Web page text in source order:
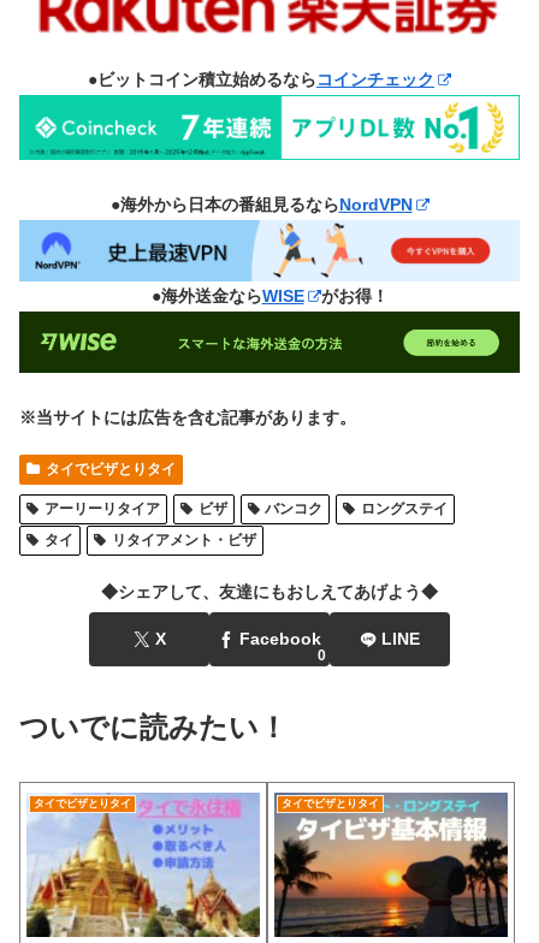
●ビットコイン積立始めるならコインチェック
●海外から日本の番組見るならNordVPN
●海外送金ならWISE がお得！
※当サイトには広告を含む記事があります。
タイでビザとりタイ
アーリーリタイア ビザ バンコク
ロングステイ
タイ
リタイアメント・ビザ
◆シェアして、友達にもおしえてあげよう◆
X Facebook
0
LINE
ついでに読みたい！
タイでビザとりタイ タイでビザとりタイ